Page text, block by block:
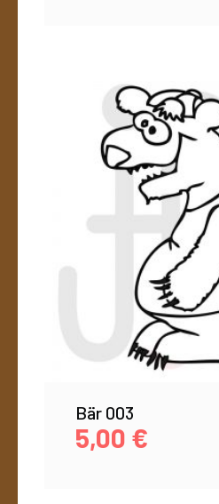
Bär 003
5,00 €